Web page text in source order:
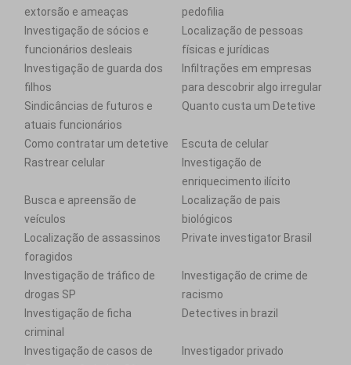
extorsão e ameaças
pedofilia
Investigação de sócios e
funcionários desleais
Localização de pessoas
físicas e jurídicas
Investigação de guarda dos
filhos
Infiltrações em empresas
para descobrir algo irregular
Sindicâncias de futuros e
atuais funcionários
Quanto custa um Detetive
Como contratar um detetive
Escuta de celular
Rastrear celular
Investigação de
enriquecimento ilícito
Busca e apreensão de
veículos
Localização de pais
biológicos
Localização de assassinos
foragidos
Private investigator Brasil
Investigação de tráfico de
drogas SP
Investigação de crime de
racismo
Investigação de ficha
criminal
Detectives in brazil
Investigação de casos de
Investigador privado